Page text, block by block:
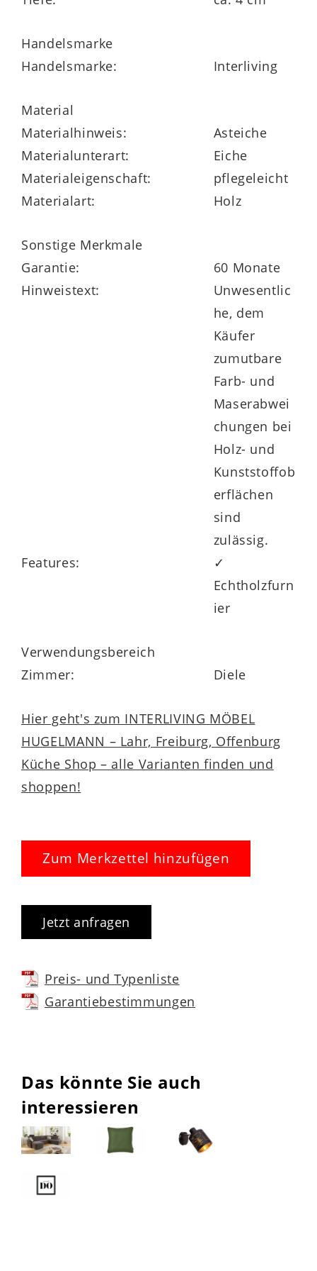
Details an Ihre Wünsche anzupassen. Im
Shop sind weitere Dielenmöbel im
hinaus profitieren Sie von der 5-Jahre-
Herstellergarantie.
Handelsmarke
Handelsmarke:
Interliving
Material
Materialhinweis:
Asteiche
Materialunterart:
Eiche
Materialeigenschaft:
pflegeleicht
Materialart:
Holz
Sonstige Merkmale
Garantie:
60 Monate
Hinweistext:
Unwesentlic
he, dem
Käufer
zumutbare
Farb- und
Maserabwei
chungen bei
Holz- und
Kunststoffob
erflächen
sind
zulässig.
Features:
✓
Echtholzfurn
ier
Verwendungsbereich
Zimmer:
Diele
Hier geht's zum INTERLIVING MÖBEL
HUGELMANN – Lahr, Freiburg, Offenburg
Küche Shop – alle Varianten finden und
shoppen!
Zum Merkzettel hinzufügen
Jetzt anfragen
Preis- und Typenliste
Garantiebestimmungen
Das könnte Sie auch
interessieren